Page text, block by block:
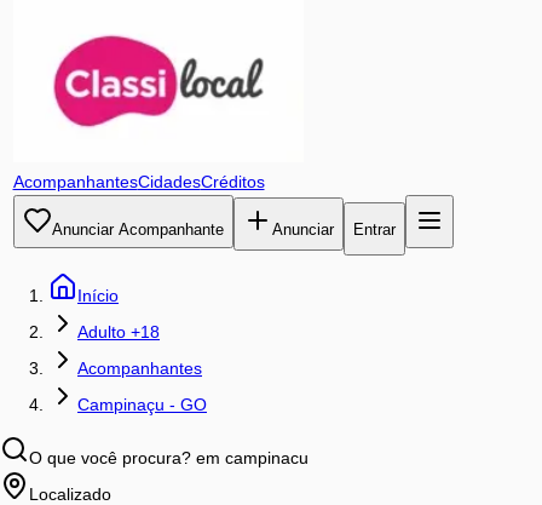
AcompanhantesCidadesCréditos
Anunciar Acompanhante Anunciar Entrar
Início
Adulto +18
Acompanhantes
Campinaçu - GO
O que você procura? em campinacu
Localizado